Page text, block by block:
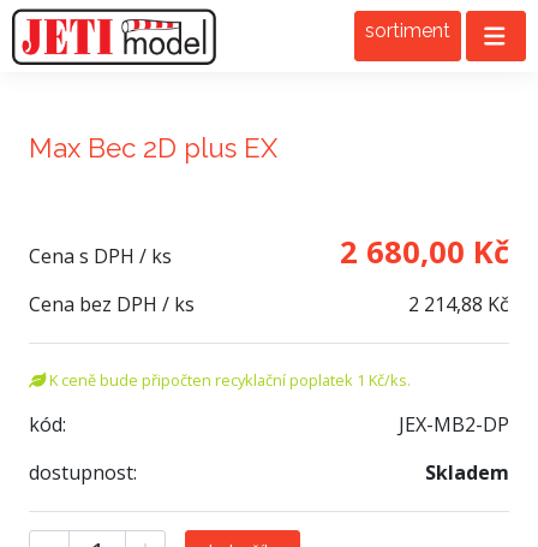
sortiment
Max Bec 2D plus EX
Cena s DPH / ks 2 680,00 Kč
Cena bez DPH / ks 2 214,88 Kč
K ceně bude připočten recyklační poplatek 1 Kč/ks.
kód:
JEX-MB2-DP
dostupnost:
Skladem